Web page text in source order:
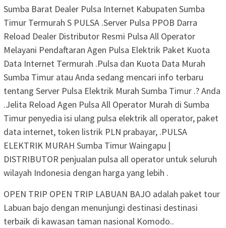
Sumba Barat Dealer Pulsa Internet Kabupaten Sumba
Timur Termurah S PULSA .Server Pulsa PPOB Darra
Reload Dealer Distributor Resmi Pulsa All Operator
Melayani Pendaftaran Agen Pulsa Elektrik Paket Kuota
Data Internet Termurah .Pulsa dan Kuota Data Murah
Sumba Timur atau Anda sedang mencari info terbaru
tentang Server Pulsa Elektrik Murah Sumba Timur .? Anda
.Jelita Reload Agen Pulsa All Operator Murah di Sumba
Timur penyedia isi ulang pulsa elektrik all operator, paket
data internet, token listrik PLN prabayar, .PULSA
ELEKTRIK MURAH Sumba Timur Waingapu |
DISTRIBUTOR penjualan pulsa all operator untuk seluruh
wilayah Indonesia dengan harga yang lebih .
OPEN TRIP OPEN TRIP LABUAN BAJO adalah paket tour
Labuan bajo dengan menunjungi destinasi destinasi
terbaik di kawasan taman nasional Komodo..